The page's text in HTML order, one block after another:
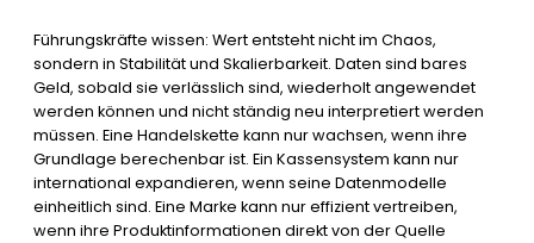
Führungskräfte wissen: Wert entsteht nicht im Chaos,
sondern in Stabilität und Skalierbarkeit. Daten sind bares
Geld, sobald sie verlässlich sind, wiederholt angewendet
werden können und nicht ständig neu interpretiert werden
müssen. Eine Handelskette kann nur wachsen, wenn ihre
Grundlage berechenbar ist. Ein Kassensystem kann nur
international expandieren, wenn seine Datenmodelle
einheitlich sind. Eine Marke kann nur effizient vertreiben,
wenn ihre Produktinformationen direkt von der Quelle